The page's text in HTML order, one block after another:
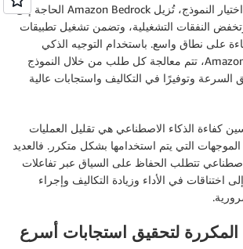
من خلال أتمتة عملية اختيار النموذج، تُزيل Amazon Bedrock الحاجة إلى
النفقات التشغيلية، وتضمن تشغيل تطبيقات
على نطاق واسع. باستخدام التوجيه الذكي
للأوامر في Amazon Bedrock، تتم معالجة كل طلب من خلال النموذج
السرعة وتوفيرًا في التكاليف واستجابات عالية
كفاءة الذكاء الاصطناعي هي تقليل العمليات
التي يتم استخدامها بشكل متكرر. فالعديد
تتطلب الحفاظ على السياق عبر تفاعلات
اختناقات في الأداء وزيادة التكاليف وإجراء
المكررة لتحقيق استجابات أسرع